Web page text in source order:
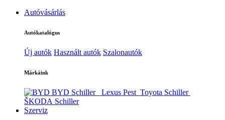
Autóvásárlás
Autókatalógus
Új autók Használt autók Szalonautók
Márkáink
BYD Schiller Lexus Pest Toyota Schiller
ŠKODA Schiller
Szerviz